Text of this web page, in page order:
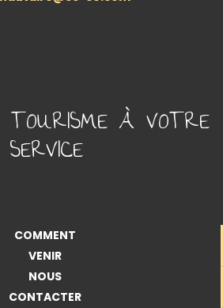
À VOTRE
SERVICE
COMMENT
VENIR
NOUS
CONTACTER